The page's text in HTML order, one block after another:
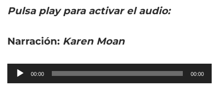
Pulsa play para activar el audio:
Narración: Karen Moan
e
00:00 00:00